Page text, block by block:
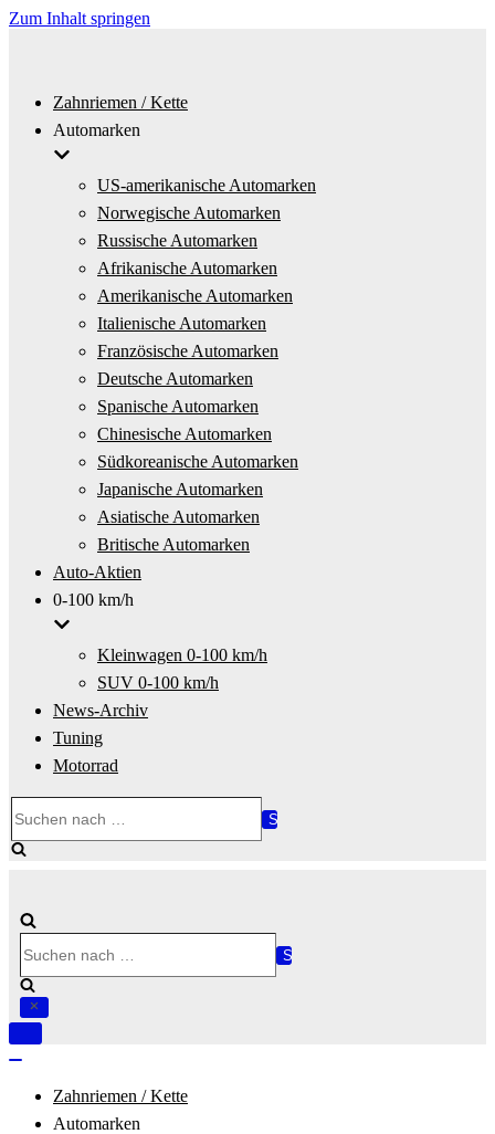
Zum Inhalt springen
Zahnriemen / Kette
Automarken
US-amerikanische Automarken
Norwegische Automarken
Russische Automarken
Afrikanische Automarken
Amerikanische Automarken
Italienische Automarken
Französische Automarken
Deutsche Automarken
Spanische Automarken
Chinesische Automarken
Südkoreanische Automarken
Japanische Automarken
Asiatische Automarken
Britische Automarken
Auto-Aktien
0-100 km/h
Kleinwagen 0-100 km/h
SUV 0-100 km/h
News-Archiv
Tuning
Motorrad
nach …
nach …
Navigation
Zahnriemen / Kette
Automarken